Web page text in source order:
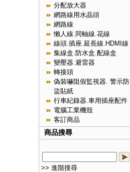
分配放大器
網路線用水晶頭
網路線
懶人線.同軸線.花線
線頭.插座.延長線.HDMI線
集線盒.防水盒.配線盒
變壓器.避雷器
轉接頭
偽裝嚇阻假監視器. 警示防
盜貼紙
行車紀錄器.車用插座配件
電腦工業機殼
客訂商品
商品搜尋
>> 進階搜尋